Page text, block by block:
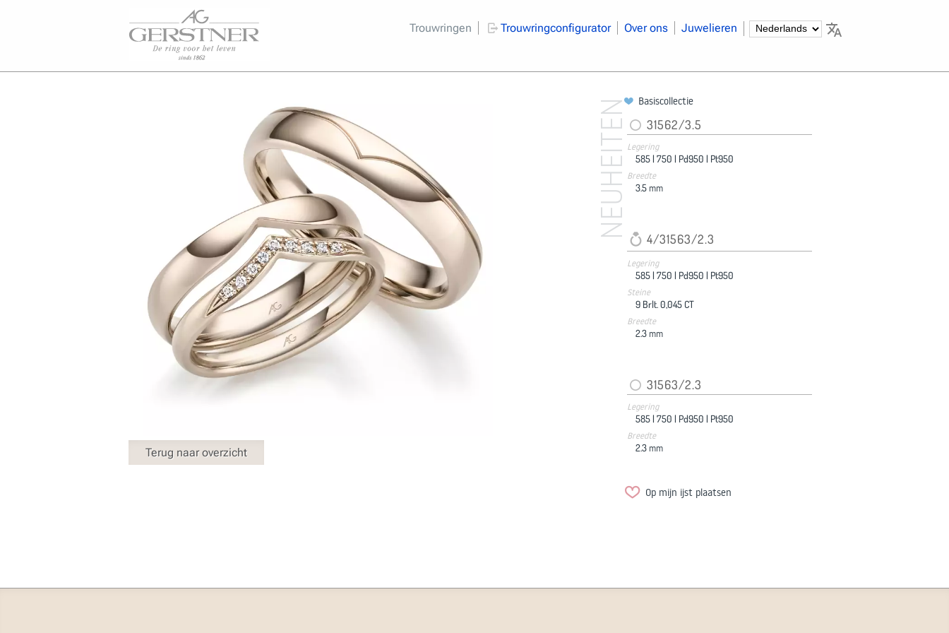
Trouwringen Trouwringconfigurator Over ons Juwelieren
NEUHEITEN
Terug naar overzicht
Basiscollectie
31562/3.5
Legering
585 | 750 | Pd950 | Pt950
Breedte
3.5 mm
4/31563/2.3
Legering
585 | 750 | Pd950 | Pt950
Steine
9 Brlt. 0,045 CT
Breedte
2.3 mm
31563/2.3
Legering
585 | 750 | Pd950 | Pt950
Breedte
2.3 mm
Op mijn ijst plaatsen